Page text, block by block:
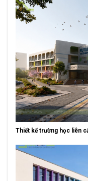
Thiết kế trường học liên